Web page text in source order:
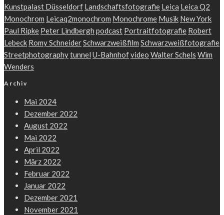
Kunstpalast Düsseldorf Landschaftsfotografie Leica Leica Q2
Monochrom Leicaq2monochrom Monochrome Musik New York
Paul Ripke Peter Lindbergh podcast Portraitfotografie Robert
Lebeck Romy SchneiderSchwarzweißfilm Schwarzweißfotografie
Streetphotographytunnel U-Bahnhofvideo Walter Schels Wim
Wenders
Archiv
Mai 2024
Dezember 2022
August 2022
Mai 2022
April 2022
März 2022
Februar 2022
Januar 2022
Dezember 2021
November 2021